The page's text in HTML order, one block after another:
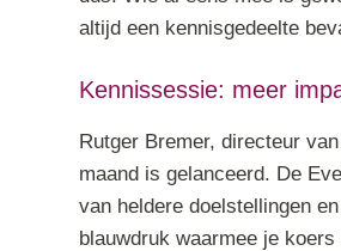
altijd een kennisgedeelte
Kennissessie: meer
Rutger Bremer, directeur
maand is gelanceerd. De
van heldere doelstellingen
blauwdruk waarmee je